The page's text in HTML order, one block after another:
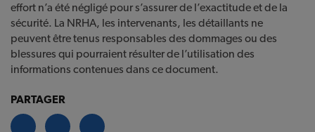
effort n’a été négligé pour s’assurer de l’exactitude et de la
sécurité. La NRHA, les intervenants, les détaillants ne
peuvent être tenus responsables des dommages ou des
blessures qui pourraient résulter de l’utilisation des
informations contenues dans ce document.
PARTAGER